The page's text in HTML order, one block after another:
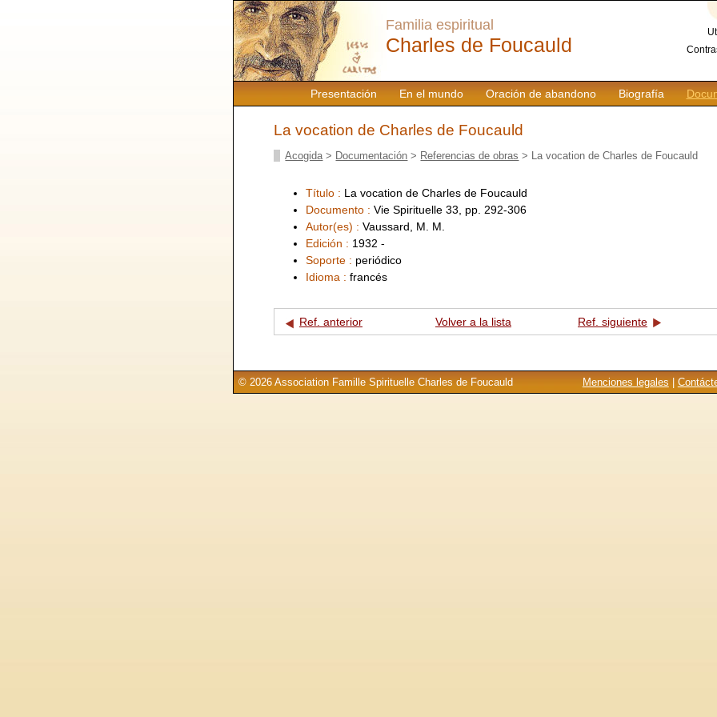
Presentación En el mundo Oración de abandono Biografía
Familia espiritual
Charles de Foucauld
La vocation de Charles de Foucauld
Acogida > Documentación > Referencias de obras > La vocation de Charles de Foucauld
Título : La vocation de Charles de Foucauld
Documento : Vie Spirituelle 33, pp. 292-306
Autor(es) : Vaussard, M. M.
Edición : 1932 -
Soporte : periódico
Idioma : francés
Ref. anterior Volver a la lista Ref. siguiente
Menciones legales
© 2026 Association Famille Spirituelle Charles de Foucauld